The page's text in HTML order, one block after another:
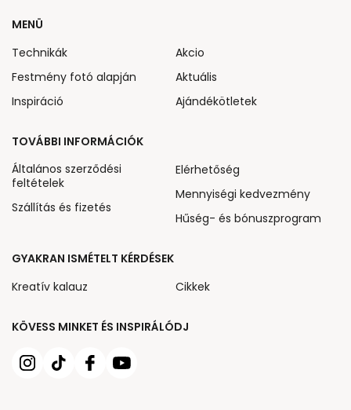
KÖVESS MINKET ÉS INSPIRÁLÓDJ
MENÜ
Technikák
Festmény fotó alapján
Inspiráció
Akcio
Aktuális
Ajándékötletek
TOVÁBBI INFORMÁCIÓK
Általános szerződési
feltételek
Szállítás és fizetés
Elérhetőség
Mennyiségi kedvezmény
Hűség- és bónuszprogram
GYAKRAN ISMÉTELT KÉRDÉSEK
Kreatív kalauz
Cikkek